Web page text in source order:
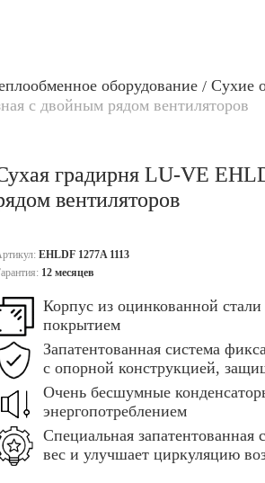
оборудование
Сухие
с двойным рядом вентиляторов
градирня LU-VE
вентиляторов
EHLDF 1277A 1113
12 месяцев
Корпус из оцинкованной
покрытием
Запатентованная система
с опорной конструкцией,
Очень бесшумные
энергопотреблением
Специальная
вес и улучшает циркуляцию